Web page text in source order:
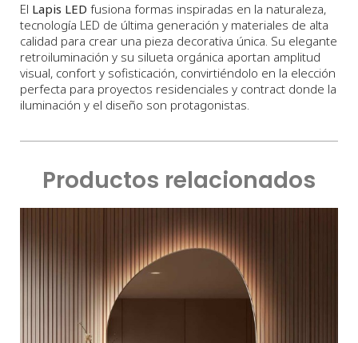
El Lapis LED fusiona formas inspiradas en la naturaleza,
tecnología LED de última generación y materiales de alta
calidad para crear una pieza decorativa única. Su elegante
retroiluminación y su silueta orgánica aportan amplitud
visual, confort y sofisticación, convirtiéndolo en la elección
perfecta para proyectos residenciales y contract donde la
iluminación y el diseño son protagonistas.
Productos relacionados